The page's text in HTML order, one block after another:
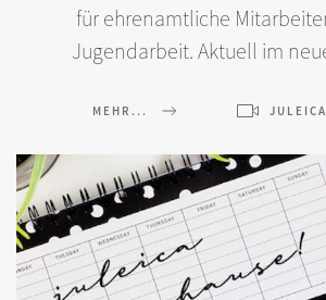
für ehrenamtliche
Jugendarbeit. Aktuell im
MEHR...